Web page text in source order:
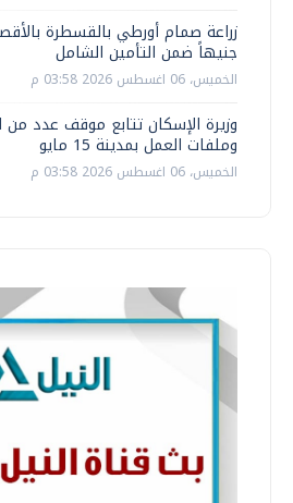
جنيهاً ضمن التأمين الشامل
الخميس، 06 اغسطس 2026 03:58 م
وزيرة الإسكان تتابع موقف عدد من
وملفات العمل بمدينة 15 مايو
الخميس، 06 اغسطس 2026 03:58 م